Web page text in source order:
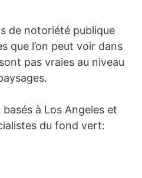
de notoriété publique
que l’on peut voir dans
pas vraies au niveau
à Los Angeles et
du fond vert: